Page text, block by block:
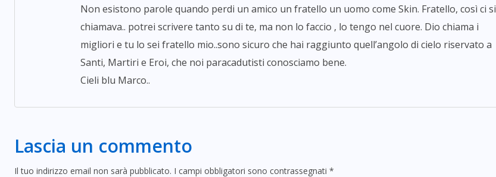
Non esistono parole quando perdi un amico un fratello un uomo come Skin. Fratello, così ci si
chiamava.. potrei scrivere tanto su di te, ma non lo faccio , lo tengo nel cuore. Dio chiama i
migliori e tu lo sei fratello mio..sono sicuro che hai raggiunto quell’angolo di cielo riservato a
Santi, Martiri e Eroi, che noi paracadutisti conosciamo bene.
Cieli blu Marco..
Lascia un commento
Il tuo indirizzo email non sarà pubblicato. I campi obbligatori sono contrassegnati *